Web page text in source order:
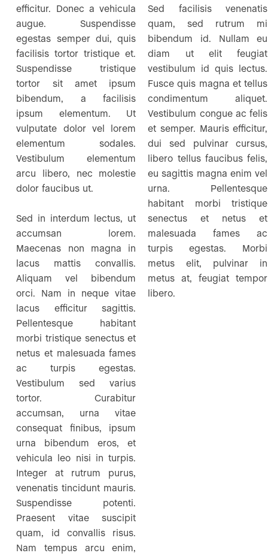
efficitur. Donec a vehicula
augue. Suspendisse
egestas semper dui, quis
facilisis tortor tristique et.
Suspendisse tristique
tortor sit amet ipsum
bibendum, a facilisis
ipsum elementum. Ut
vulputate dolor vel lorem
elementum sodales.
Vestibulum elementum
arcu libero, nec molestie
dolor faucibus ut.
Sed in interdum lectus, ut
accumsan lorem.
Maecenas non magna in
lacus mattis convallis.
Aliquam vel bibendum
orci. Nam in neque vitae
lacus efficitur sagittis.
Pellentesque habitant
morbi tristique senectus et
netus et malesuada fames
ac turpis egestas.
Vestibulum sed varius
tortor. Curabitur
accumsan, urna vitae
consequat finibus, ipsum
urna bibendum eros, et
vehicula leo nisi in turpis.
Integer at rutrum purus,
venenatis tincidunt mauris.
Suspendisse potenti.
Praesent vitae suscipit
quam, id convallis risus.
Nam tempus arcu enim,
Sed facilisis venenatis
quam, sed rutrum mi
bibendum id. Nullam eu
diam ut elit feugiat
vestibulum id quis lectus.
Fusce quis magna et tellus
condimentum aliquet.
Vestibulum congue ac felis
et semper. Mauris efficitur,
dui sed pulvinar cursus,
libero tellus faucibus felis,
eu sagittis magna enim vel
urna. Pellentesque
habitant morbi tristique
senectus et netus et
malesuada fames ac
turpis egestas. Morbi
metus elit, pulvinar in
metus at, feugiat tempor
libero.